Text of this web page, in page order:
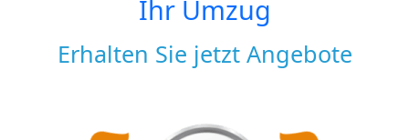
Ihr Umzug
Erhalten Sie jetzt Angebote